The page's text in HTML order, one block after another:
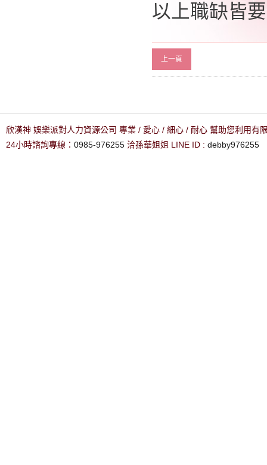
以上職缺皆
上一頁
欣漢神 娛樂派對人力資源公司 專業 / 愛心 / 細心 / 耐心 幫助您利用有
24小時諮詢專線： 0985-976255 洽孫華姐姐 LINE ID : debby976255